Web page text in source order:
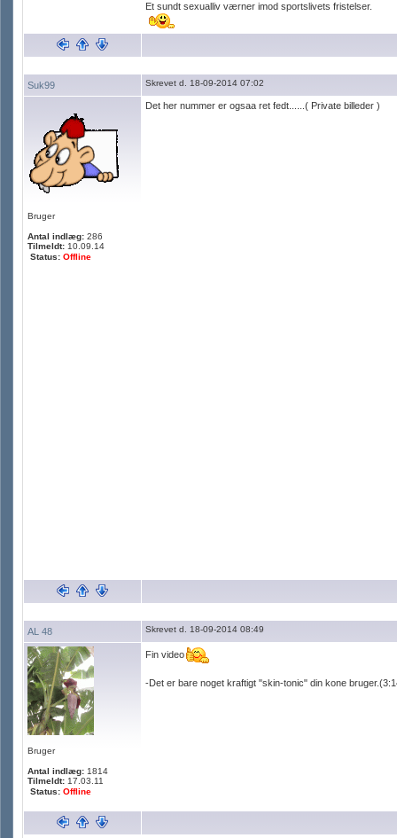
Et sundt sexualliv værner imod sportslivets fristelser.
Suk99 Skrevet d. 18-09-2014 07:02
Bruger
Antal indlæg: 286
Tilmeldt: 10.09.14
Status: Offline
Det her nummer er ogsaa ret fedt......( Private billeder )
AL 48 Skrevet d. 18-09-2014 08:49
Bruger
Antal indlæg: 1814
Tilmeldt: 17.03.11
Status: Offline
Fin video
-Det er bare noget kraftigt "skin-tonic" din kone